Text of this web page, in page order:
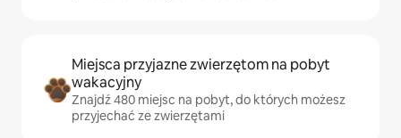
Miejsca przyjazne zwierzętom na pobyt
wakacyjny
Znajdź 480 miejsc na pobyt, do których możesz
przyjechać ze zwierzętami